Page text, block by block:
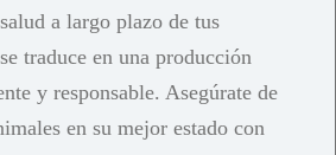
a largo plazo de tus
traduce en una producción
y responsable. Asegúrate de
en su mejor estado con